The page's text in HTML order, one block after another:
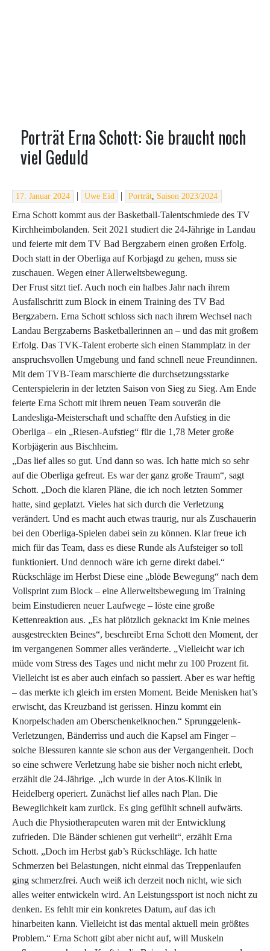
Porträt Erna Schott: Sie braucht noch
viel Geduld
17. Januar 2024 | Uwe Eid | Porträt, Saison 2023/2024
Erna Schott kommt aus der Basketball-Talentschmiede des TV
Kirchheimbolanden. Seit 2021 studiert die 24-Jährige in Landau
und feierte mit dem TV Bad Bergzabern einen großen Erfolg.
Doch statt in der Oberliga auf Korbjagd zu gehen, muss sie
zuschauen. Wegen einer Allerweltsbewegung.
Der Frust sitzt tief. Auch noch ein halbes Jahr nach ihrem
Ausfallschritt zum Block in einem Training des TV Bad
Bergzabern. Erna Schott schloss sich nach ihrem Wechsel nach
Landau Bergzaberns Basketballerinnen an – und das mit großem
Erfolg. Das TVK-Talent eroberte sich einen Stammplatz in der
anspruchsvollen Umgebung und fand schnell neue Freundinnen.
Mit dem TVB-Team marschierte die durchsetzungsstarke
Centerspielerin in der letzten Saison von Sieg zu Sieg. Am Ende
feierte Erna Schott mit ihrem neuen Team souverän die
Landesliga-Meisterschaft und schaffte den Aufstieg in die
Oberliga – ein „Riesen-Aufstieg“ für die 1,78 Meter große
Korbjägerin aus Bischheim.
„Das lief alles so gut. Und dann so was. Ich hatte mich so sehr
auf die Oberliga gefreut. Es war der ganz große Traum“, sagt
Schott. „Doch die klaren Pläne, die ich noch letzten Sommer
hatte, sind geplatzt. Vieles hat sich durch die Verletzung
verändert. Und es macht auch etwas traurig, nur als Zuschauerin
bei den Oberliga-Spielen dabei sein zu können. Klar freue ich
mich für das Team, dass es diese Runde als Aufsteiger so toll
funktioniert. Und dennoch wäre ich gerne direkt dabei.“
Rückschläge im Herbst Diese eine „blöde Bewegung“ nach dem
Vollsprint zum Block – eine Allerweltsbewegung im Training
beim Einstudieren neuer Laufwege – löste eine große
Kettenreaktion aus. „Es hat plötzlich geknackt im Knie meines
ausgestreckten Beines“, beschreibt Erna Schott den Moment, der
im vergangenen Sommer alles veränderte. „Vielleicht war ich
müde vom Stress des Tages und nicht mehr zu 100 Prozent fit.
Vielleicht ist es aber auch einfach so passiert. Aber es war heftig
– das merkte ich gleich im ersten Moment. Beide Menisken hat’s
erwischt, das Kreuzband ist gerissen. Hinzu kommt ein
Knorpelschaden am Oberschenkelknochen.“ Sprunggelenk-
Verletzungen, Bänderriss und auch die Kapsel am Finger –
solche Blessuren kannte sie schon aus der Vergangenheit. Doch
so eine schwere Verletzung habe sie bisher noch nicht erlebt,
erzählt die 24-Jährige. „Ich wurde in der Atos-Klinik in
Heidelberg operiert. Zunächst lief alles nach Plan. Die
Beweglichkeit kam zurück. Es ging gefühlt schnell aufwärts.
Auch die Physiotherapeuten waren mit der Entwicklung
zufrieden. Die Bänder schienen gut verheilt“, erzählt Erna
Schott. „Doch im Herbst gab’s Rückschläge. Ich hatte
Schmerzen bei Belastungen, nicht einmal das Treppenlaufen
ging schmerzfrei. Auch weiß ich derzeit noch nicht, wie sich
alles weiter entwickeln wird. An Leistungssport ist noch nicht zu
denken. Es fehlt mir ein konkretes Datum, auf das ich
hinarbeiten kann. Vielleicht ist das mental aktuell mein größtes
Problem.“ Erna Schott gibt aber nicht auf, will Muskeln